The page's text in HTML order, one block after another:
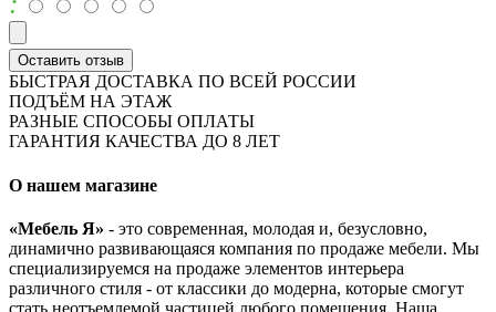
Оставить отзыв
БЫСТРАЯ ДОСТАВКА ПО ВСЕЙ РОССИИ
ПОДЪЁМ НА ЭТАЖ
РАЗНЫЕ СПОСОБЫ ОПЛАТЫ
ГАРАНТИЯ КАЧЕСТВА ДО 8 ЛЕТ
О нашем магазине
«Мебель Я» - это современная, молодая и, безусловно,
динамично развивающаяся компания по продаже мебели. Мы
специализируемся на продаже элементов интерьера
различного стиля - от классики до модерна, которые смогут
стать неотъемлемой частицей любого помещения. Наша